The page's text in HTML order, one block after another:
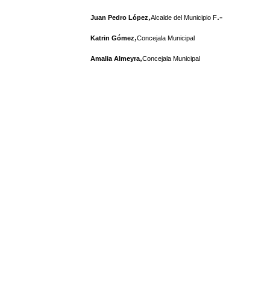
Juan Pedro López,Alcalde del Municipio F.-
Katrin Gómez,Concejala Municipal
Amalia Almeyra,Concejala Municipal